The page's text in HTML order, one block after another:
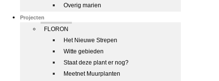
Overig marien
Projecten
FLORON
Het Nieuwe Strepen
Witte gebieden
Staat deze plant er nog?
Meetnet Muurplanten